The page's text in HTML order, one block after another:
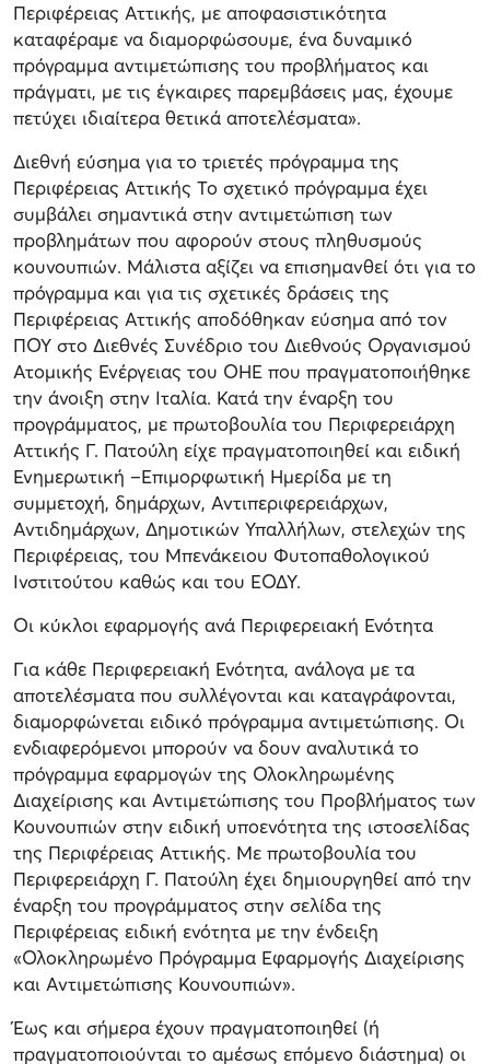
Περιφέρειας Αττικής, με αποφασιστικότητα
καταφέραμε να διαμορφώσουμε, ένα δυναμικό
πρόγραμμα αντιμετώπισης του προβλήματος και
πράγματι, με τις έγκαιρες παρεμβάσεις μας, έχουμε
πετύχει ιδιαίτερα θετικά αποτελέσματα».
Διεθνή εύσημα για το τριετές πρόγραμμα της
Περιφέρειας Αττικής Το σχετικό πρόγραμμα έχει
συμβάλει σημαντικά στην αντιμετώπιση των
προβλημάτων που αφορούν στους πληθυσμούς
κουνουπιών. Μάλιστα αξίζει να επισημανθεί ότι για το
πρόγραμμα και για τις σχετικές δράσεις της
Περιφέρειας Αττικής αποδόθηκαν εύσημα από τον
ΠΟΥ στο Διεθνές Συνέδριο του Διεθνούς Οργανισμού
Ατομικής Ενέργειας του ΟΗΕ που πραγματοποιήθηκε
την άνοιξη στην Ιταλία. Κατά την έναρξη του
προγράμματος, με πρωτοβουλία του Περιφερειάρχη
Αττικής Γ. Πατούλη είχε πραγματοποιηθεί και ειδική
Ενημερωτική –Επιμορφωτική Ημερίδα με τη
συμμετοχή, δημάρχων, Αντιπεριφερειάρχων,
Αντιδημάρχων, Δημοτικών Υπαλλήλων, στελεχών της
Περιφέρειας, του Μπενάκειου Φυτοπαθολογικού
Ινστιτούτου καθώς και του ΕΟΔΥ.
Οι κύκλοι εφαρμογής ανά Περιφερειακή Ενότητα
Για κάθε Περιφερειακή Ενότητα, ανάλογα με τα
αποτελέσματα που συλλέγονται και καταγράφονται,
διαμορφώνεται ειδικό πρόγραμμα αντιμετώπισης. Οι
ενδιαφερόμενοι μπορούν να δουν αναλυτικά το
πρόγραμμα εφαρμογών της Ολοκληρωμένης
Διαχείρισης και Αντιμετώπισης του Προβλήματος των
Κουνουπιών στην ειδική υποενότητα της ιστοσελίδας
της Περιφέρειας Αττικής. Με πρωτοβουλία του
Περιφερειάρχη Γ. Πατούλη έχει δημιουργηθεί από την
έναρξη του προγράμματος στην σελίδα της
Περιφέρειας ειδική ενότητα με την ένδειξη
«Ολοκληρωμένο Πρόγραμμα Εφαρμογής Διαχείρισης
και Αντιμετώπισης Κουνουπιών».
Έως και σήμερα έχουν πραγματοποιηθεί (ή
πραγματοποιούνται το αμέσως επόμενο διάστημα) οι